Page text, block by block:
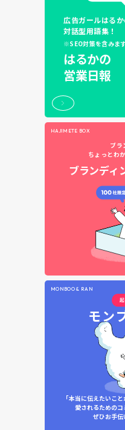
広告ガールはる
対話型用語集！
※SEO対策を含みます
はるかの
営業日報
HAJIMETE BOX
ブラ
ちょっとわ
ブランディ
MONBOO & RAN
モン
「本当に伝えたいこ
愛されるためのコ
ぜひお手伝